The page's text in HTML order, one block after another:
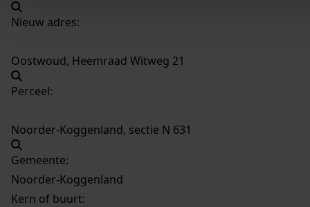
Nieuw adres:
Oostwoud, Heemraad Witweg 21
Perceel:
Noorder-Koggenland, sectie N 631
Gemeente:
Noorder-Koggenland
Kern of buurt: